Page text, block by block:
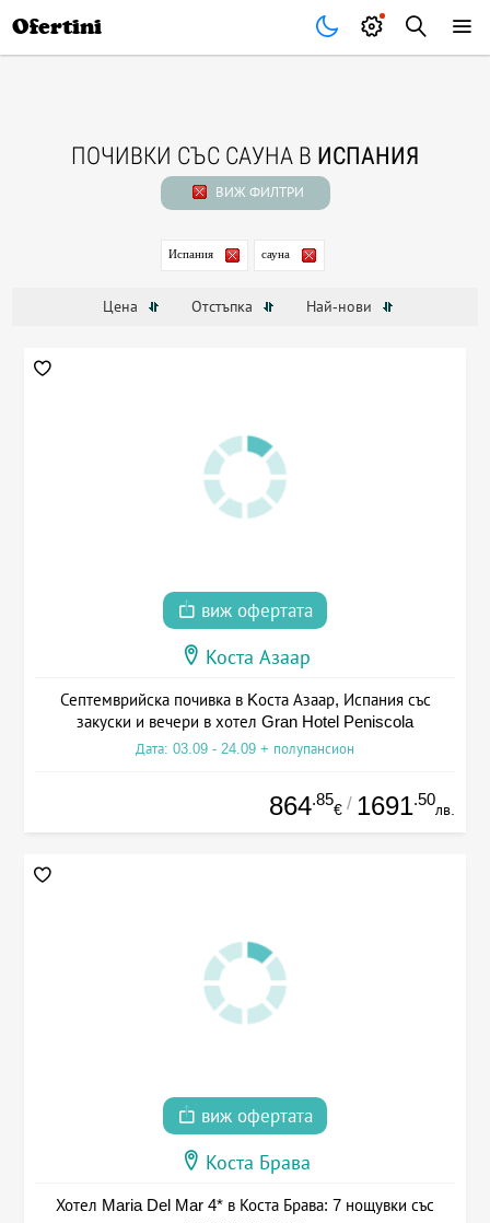
Ofertini
ПОЧИВКИ СЪС САУНА В ИСПАНИЯ
ВИЖ ФИЛТРИ
Испания сауна
Цена Отстъпка Най-нови
виж офертата
Коста Азаар
Септемврийска почивка в Kоста Азаар, Испания със
закуски и вечери в хотел Gran Hotel Peniscola
Дата: 03.09 - 24.09 + полупансион
864.85
€ / 1691.50
лв.
виж офертата
Коста Брава
Хотел Maria Del Mar 4* в Коста Брава: 7 нощувки със